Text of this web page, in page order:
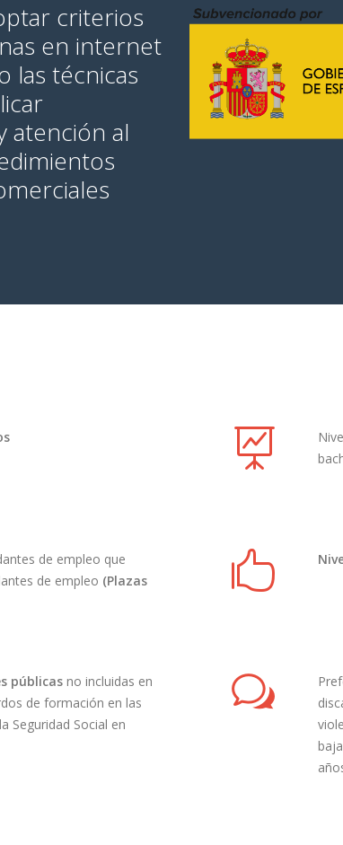
criterios
en internet
las técnicas
atención al
de empleo que
de empleo (Plazas
públicasno incluidas en
de formación en las
Seguridad Social en